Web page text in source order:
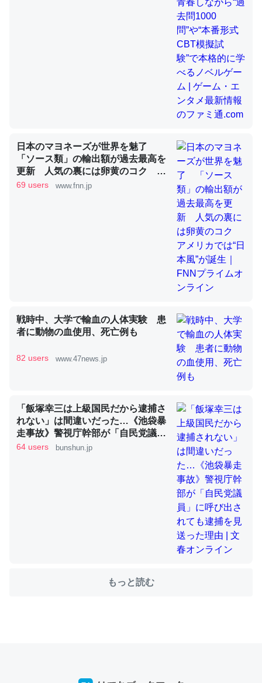
論文では「淡水はカルシウムも酸素も不足してて両方に不
利だから両方が拮抗してるのでは」とあって面白い。海に
いる鋏角類（カブトガニ・ウミグモ）はカルシウムを使わ
ずキチンを強化してる筈だが、酵素が違うのか？
─ニュース :: 【研究発表】昆虫学の大問題＝「昆虫はなぜ海にいな
これを元に考えるとカルシウムを大量に使う脊椎動物と貝
類は苦労してるんだな…。腹足類だと殻を無くしてナメク
─ニュース :: 【研究発表】昆虫学の大問題＝「昆虫はなぜ海にいな
ウチもEchoを実家に置いて４年。でたまに覗いてる。ぼ
ちぼちRingも置こうかと画策中。あと、Googleマップで
位置情報を共有してる。電池残量や充電中かが分かるので
これ見て生きてるなって分かる。
─たまにLINEするくらいだった遠方の父67歳と僕。ITツール導入で
ちょうど同じ理由でEcho Show 8を設定中でした。Prime
とかSpotifyを支払う孝行もできる。一生で親と会える残
り時間を日数にすると1週間とかの人が多いそうだけど、
それを実質100倍以上に伸ばす効果があるはず……
─たまにLINEするくらいだった遠方の父67歳と僕。ITツール導入で
コミュニケーションが劇的に変化した｜tayorini by LIFULL介護
─たまにLINEするくらいだった遠方の父67歳と僕。ITツール導入で
日本のマヨネーズが世界を魅了
「ソース類」の輸出額が過去最高を
更新 人気の裏には卵黄のコク ア
メリカでは“日本風”が誕生｜FNNプ
69 users www.fnn.jp
戦時中、大学で輸血の人体実験 患
者に動物の血使用、死亡例も
82 users www.47news.jp
「飯塚幸三は上級国民だから逮捕さ
れない」は間違いだった…《池袋暴
走事故》警視庁幹部が「自民党議
員」に呼び出されても逮捕を見送っ
64 users bunshun.jp
もっと読む